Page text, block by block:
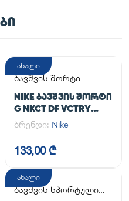
ახალი
ბავშვის შორტი
NIKE ᲑᲐᲕᲨᲕᲘᲡ ᲨᲝᲠᲢᲘ
G NKCT DF VCTRY
FLOUNCY SKRT
ბრენდი: Nike
133,00 ₾
ახალი
ბავშვის სპორტული